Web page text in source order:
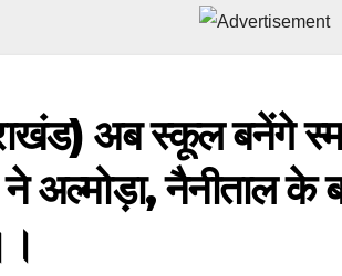
अब स्कूल बनेंगे
ने अल्मोड़ा, नैनीताल